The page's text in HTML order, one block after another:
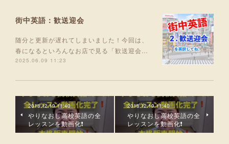
街中英語：歓送迎会
随分と更新が遅れてしまいました！今回は、
春になるといろんなお店で見る「歓送迎会…
2025.06.09 11:23
2018.12.19 11:40
やりなおし高校英語の全
レッスンを動画化❗
2018.12.19 11:40
やりなおし高校英語の全
レッスンを動画化❗